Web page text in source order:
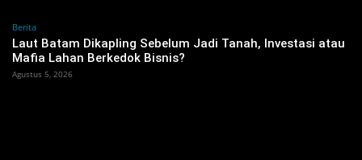
Berita
‎Laut Batam Dikapling Sebelum Jadi Tanah, Investasi atau
Mafia Lahan Berkedok Bisnis?
Agustus 5, 2026